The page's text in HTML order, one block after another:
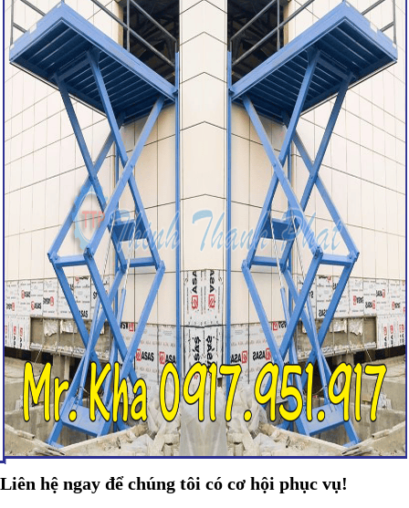
Liên hệ ngay để chúng tôi có cơ hội phục vụ!